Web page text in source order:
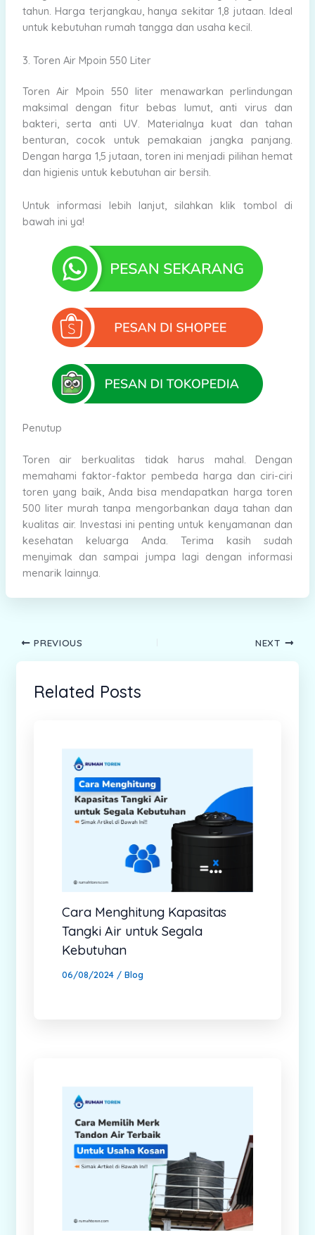
tahun. Harga terjangkau, hanya sekitar 1,8 jutaan. Ideal
untuk kebutuhan rumah tangga dan usaha kecil.
3. Toren Air Mpoin 550 Liter
Toren Air Mpoin 550 liter menawarkan perlindungan
maksimal dengan fitur bebas lumut, anti virus dan
bakteri, serta anti UV. Materialnya kuat dan tahan
benturan, cocok untuk pemakaian jangka panjang.
Dengan harga 1,5 jutaan, toren ini menjadi pilihan hemat
dan higienis untuk kebutuhan air bersih.
Untuk informasi lebih lanjut, silahkan klik tombol di
bawah ini ya!
Penutup
Toren air berkualitas tidak harus mahal. Dengan
memahami faktor-faktor pembeda harga dan ciri-ciri
toren yang baik, Anda bisa mendapatkan harga toren
500 liter murah tanpa mengorbankan daya tahan dan
kualitas air. Investasi ini penting untuk kenyamanan dan
kesehatan keluarga Anda. Terima kasih sudah
menyimak dan sampai jumpa lagi dengan informasi
menarik lainnya.
PREVIOUS NEXT
Related Posts
Cara Menghitung Kapasitas
Tangki Air untuk Segala
Kebutuhan
06/08/2024 / Blog